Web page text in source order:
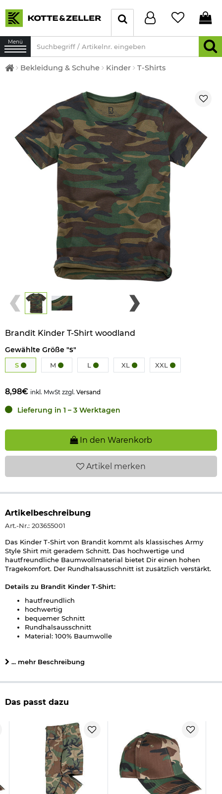
Menü
Bekleidung & Schuhe Kinder T-Shirts
Brandit Kinder T-Shirt woodland
Gewählte Größe "S"
S M L XL XXL
8,98€ inkl. MwSt zzgl. Versand
Lieferung in 1 – 3 Werktagen
In den Warenkorb
Artikel merken
Artikelbeschreibung
Art.-Nr.: 203655001
Das Kinder T-Shirt von Brandit kommt als klassisches Army
Style Shirt mit geradem Schnitt. Das hochwertige und
hautfreundliche Baumwollmaterial bietet Dir einen hohen
Tragekomfort. Der Rundhalsausschnitt ist zusätzlich verstärkt.
Details zu Brandit Kinder T-Shirt:
hautfreundlich
hochwertig
bequemer Schnitt
Rundhalsausschnitt
Material: 100% Baumwolle
Größentabelle:
M = 134/140
XL = 158/164
XXL = 170/176
Herstellerinformationen
... mehr Beschreibung
Das passt dazu